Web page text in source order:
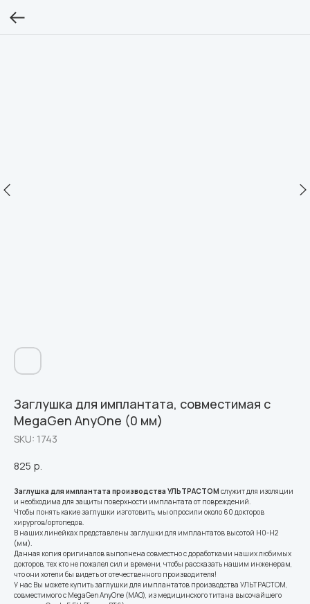
Заглушка для имплантата, совместимая с
MegaGen AnyOne (0 мм)
SKU: 1743
825 р.
Заглушка для имплантата производства УЛЬТРАСТОМ служит для изоляции
и необходима для защиты поверхности имплантата от повреждений.
Чтобы понять какие заглушки изготовить, мы опросили около 60 докторов
хирургов/ортопедов.
В наших линейках представлены заглушки для имплантатов высотой Н0-Н2
(мм).
Данная копия оригиналов выполнена совместно с доработками наших любимых
докторов, тех кто не пожалел сил и времени, чтобы рассказать нашим инженерам,
что они хотели бы видеть от отечественного производителя!
У нас Вы можете купить заглушки для имплантатов производства УЛЬТРАСТОМ,
совместимого с MegaGen AnyOne (MAO), из медицинского титана высочайшего